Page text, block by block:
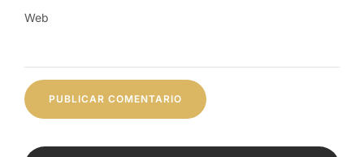
Web